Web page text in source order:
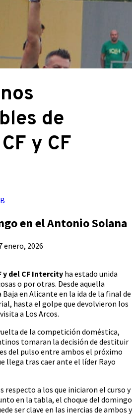
de
y CF
en el Antonio Solana
enero, 2026
y del CF Intercity ha estado unida
o por otras. Desde aquella
Baja en Alicante en la ida de la final de
hasta el golpe que devolvieron los
a Los Arcos.
de la competición doméstica,
tomaran la decisión de destituir
del pulso entre ambos el próximo
llega tras caer ante el líder Rayo
respecto a los que iniciaron el curso y
en la tabla, el choque del domingo
ser clave en las inercias de ambos y